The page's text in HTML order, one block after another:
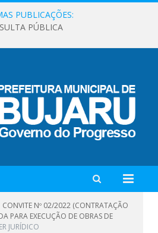
PUBLICAÇÕES:
PÚBLICA
CONVITE Nº 02/2022 (CONTRATAÇÃO
PARA EXECUÇÃO DE OBRAS DE
JURÍDICO